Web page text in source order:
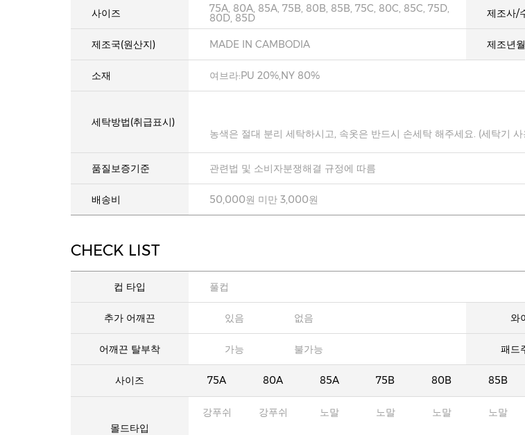
사이즈 75A, 80A, 85A, 75B, 80B, 85B, 75C, 80C, 85C, 75D,
80D, 85D 제조사/
제조국(원산지) MADE IN CAMBODIA 제조년월
소재 여브라:PU 20%,NY 80%
세탁방법(취급표시)
농색은 절대 분리 세탁하시고, 속옷은 반드시 손세탁 해주세요. (세탁기
품질보증기준 관련법 및 소비자분쟁해결 규정에 따름
배송비 50,000원 미만 3,000원
CHECK LIST
컵 타입 풀컵
추가 어깨끈 있음 없음 와
어깨끈 탈부착 가능 불가능 패드
사이즈 75A 80A 85A 75B 80B 85B
몰드타입
강푸쉬 강푸쉬 노말 노말 노말 노말